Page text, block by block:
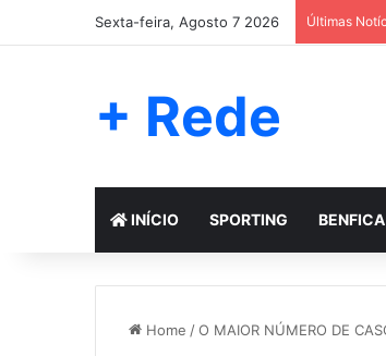
Sexta-feira, Agosto 7 2026 Últimas
+ Rede
INÍCIO SPORTING BENFICA
Home /O MAIOR NÚMERO DE